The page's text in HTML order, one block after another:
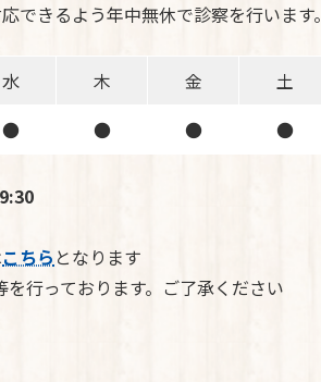
できるよう年中無休で診察を行います。
水 木 金 土
● ● ● ●
こちら となります
行っております。ご了承ください